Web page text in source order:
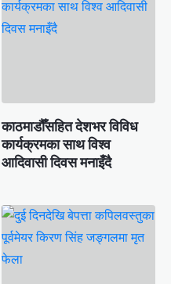
काठमाडौँसहित देशभर विविध
कार्यक्रमका साथ विश्व
आदिवासी दिवस मनाइँदै